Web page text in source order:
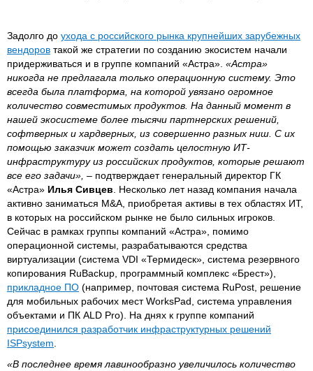
Задолго до ухода с российского рынка крупнейших зарубежных
вендоров такой же стратегии по созданию экосистем начали
придерживаться и в группе компаний «Астра». «Астра»
никогда не предлагала только операционную систему. Это
всегда была платформа, на которой увязано огромное
количество совместимых продуктов. На данный момент в
нашей экосистеме более тысячи партнерских решений,
софтверных и хардверных, из совершенно разных ниш. С их
помощью заказчик может создать целостную ИТ-
инфраструктуру из российских продуктов, которые решают
все его задачи», – подтверждает генеральный директор ГК
«Астра» Илья Сивцев . Несколько лет назад компания начала
активно заниматься M&A, приобретая активы в тех областях ИТ,
в которых на российском рынке не было сильных игроков.
Сейчас в рамках группы компаний «Астра», помимо
операционной системы, разрабатываются средства
виртуализации (система VDI «Термидеск», система резервного
копирования RuBackup, программный комплекс «Брест»),
прикладное ПО (например, почтовая система RuPost, решение
для мобильных рабочих мест WorksPad, система управления
объектами и ПК ALD Pro). На днях к группе компаний
присоединился разработчик инфраструктурных решений
ISPsystem
«В последнее время лавинообразно увеличилось количество